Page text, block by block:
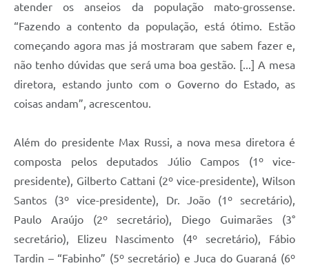
atender os anseios da população mato-grossense.
“Fazendo a contento da população, está ótimo. Estão
começando agora mas já mostraram que sabem fazer e,
não tenho dúvidas que será uma boa gestão. [...] A mesa
diretora, estando junto com o Governo do Estado, as
coisas andam”, acrescentou.
Além do presidente Max Russi, a nova mesa diretora é
composta pelos deputados Júlio Campos (1º vice-
presidente), Gilberto Cattani (2º vice-presidente), Wilson
Santos (3º vice-presidente), Dr. João (1º secretário),
Paulo Araújo (2º secretário), Diego Guimarães (3°
secretário), Elizeu Nascimento (4º secretário), Fábio
Tardin – “Fabinho” (5º secretário) e Juca do Guaraná (6º